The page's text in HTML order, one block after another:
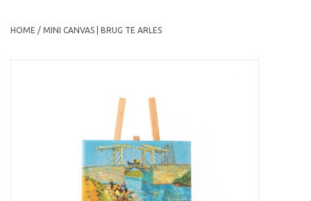
HOME / MINI CANVAS | BRUG TE ARLES